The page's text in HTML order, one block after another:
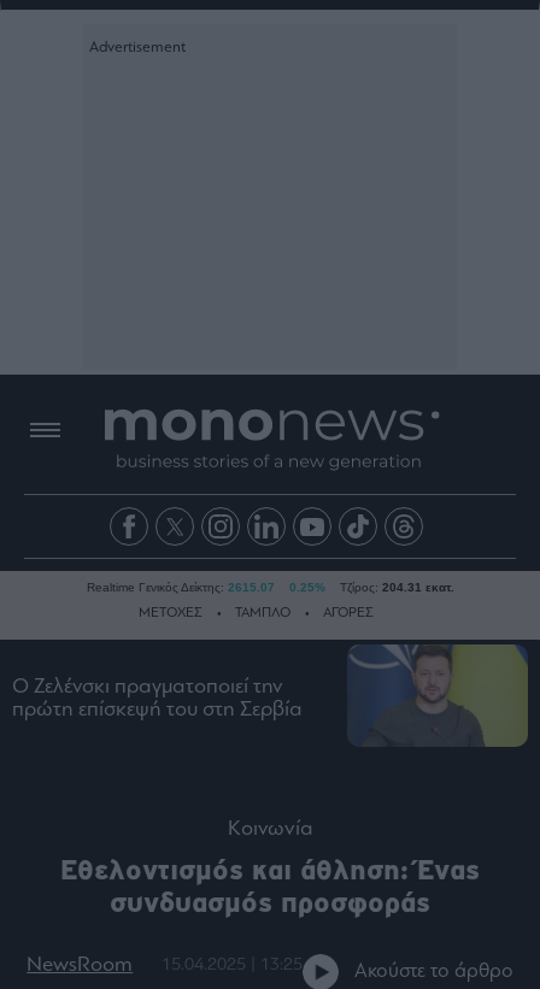
Ειδήσεις
Real
Πολιτική
Realtime Γενικός Δείκτης: 2615.07 0.25% Τζίρος: 204.31 εκατ.
ΜΕΤΟΧΕΣ ΤΑΜΠΛΟ ΑΓΟΡΕΣ
Ο Ζελένσκι πραγματοποιεί την
πρώτη επίσκεψή του στη Σερβία
Κοινωνία
Εθελοντισμός και άθληση: Ένας
συνδυασμός προσφοράς
NewsRoom 15.04.2025 | 13:25 Ακούστε το άρθρο